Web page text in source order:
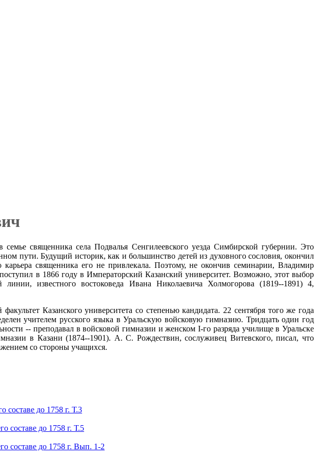
священника села Подвалья Сенгилеевского уезда Симбирской губернии. Это
пути. Будущий историк, как и большинство детей из духовного сословия, окончил
священника его не привлекала. Поэтому, не окончив семинарии, Владимир
в 1866 году в Императорский Казанский университет. Возможно, этот выбор
известного востоковеда Ивана Николаевича Холмогорова (1819--1891) 4,
Казанского университета со степенью кандидата. 22 сентября того же года
учителем русского языка в Уральскую войсковую гимназию. Тридцать один год
-- преподавал в войсковой гимназии и женском I-го разряда училище в Уральске
в Казани (1874--1901). А. С. Рождествин, сослуживец Витевского, писал, что
со стороны учащихся.
до 1758 г. Т.3
до 1758 г. Т.5
составе до 1758 г. Вып. 1-2